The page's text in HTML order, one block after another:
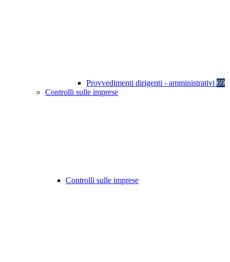
Provvedimenti dirigenti - amministrativi 69
Controlli sulle imprese
Controlli sulle imprese